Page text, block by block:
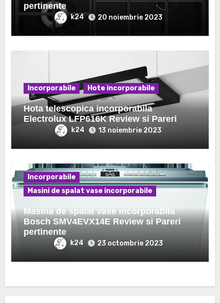
pertinente
k24 20 noiembrie 2023
Incorporabile Hote incorporabile
Hota telescopica incorporabila
Electrolux LFP616K Review si Pareri
k24 13 noiembrie 2023
Incorporabile
Masini de spalat vase incorporabile
Masina de spalat vase incorporabila
Bosch SMV4EVX14E Review si Pareri
pertinente
k24 23 octombrie 2023